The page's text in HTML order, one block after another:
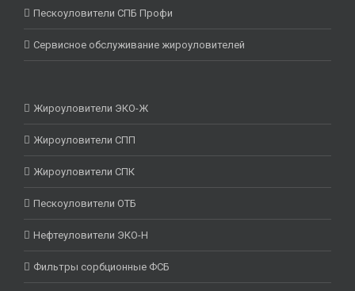
Пескоуловители СПБ Профи
Сервисное обслуживание жироуловителей
Жироуловители ЭКО-Ж
Жироуловители СПП
Жироуловители СПК
Пескоуловители ОТБ
Нефтеуловители ЭКО-Н
Фильтры сорбционные ФСБ